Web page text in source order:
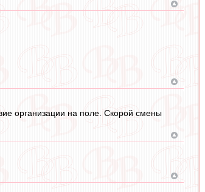
организации на поле. Скорой смены